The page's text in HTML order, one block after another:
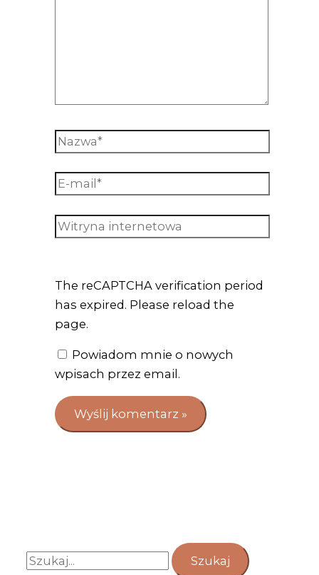
The reCAPTCHA verification period
has expired. Please reload the
page.
Powiadom mnie o nowych
wpisach przez email.